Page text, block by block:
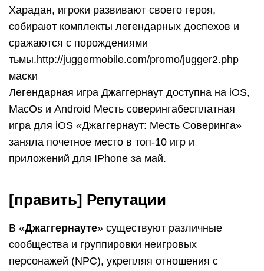
Харадан, игроки развивают своего героя,
собирают комплекты легендарных доспехов и
сражаются с порождениями
тьмы.http://juggermobile.com/promo/jugger2.php
маски
Легендарная игра Джаггернаут доступна на iOS,
MacOs и Android Месть соверингабесплатная
игра для iOS «Джаггернаут: Месть Соверинга»
заняла почетное место в топ-10 игр и
приложений для IPhone за май.
[править] Репутации
В «Джаггернауте» существуют различные
сообщества и группировки неигровых
персонажей (NPC), укрепляя отношения с